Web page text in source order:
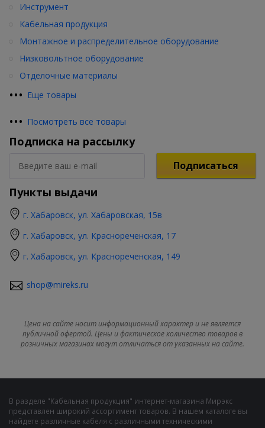
••• Еще товары
Инструмент
Кабельная продукция
Монтажное и распределительное оборудование
Низковольтное оборудование
Отделочные материалы
••• Посмотреть все товары
Подписка на рассылку
Подписаться
Пункты выдачи
г. Хабаровск, ул. Хабаровская, 15в
г. Хабаровск, ул. Краснореченская, 17
г. Хабаровск, ул. Краснореченская, 149
shop@mireks.ru
Цена на сайте носит информационный характер и не является
публичной офертой. Цены и фактическое количество товаров в
розничных магазинах могут отличаться от указанных на сайте.
В разделе "Кабельная продукция" интернет-магазина Мирэкс
представлен широкий ассортимент товаров. В нашем каталоге вы
найдете различные кабеля с различными техническими